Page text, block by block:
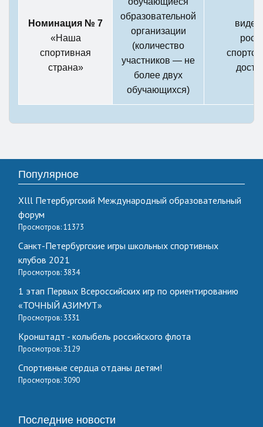
Номинация № 7
«Наша
спортивная
страна»
образовательной
организации
(количество
участников — не
более двух
обучающихся)
Популярное
Xlll Петербургский Международный образовательный
форум
Просмотров: 11373
Санкт-Петербургские игры школьных спортивных
клубов 2021
Просмотров: 3834
1 этап Первых Всероссийских игр по ориентированию
«ТОЧНЫЙ АЗИМУТ»
Просмотров: 3331
Кронштадт - колыбель российского флота
Просмотров: 3129
Спортивные сердца отданы детям!
Просмотров: 3090
Последние новости